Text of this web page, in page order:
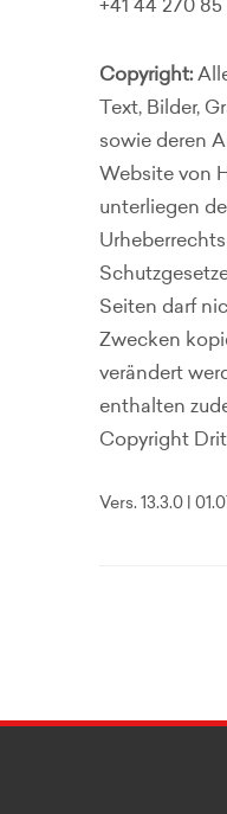
+41 44 270 85
Copyright:
Text, Bilder,
sowie deren
Website von
unterliegen
Seiten darf
Zwecken
verändert
enthalten
Copyright
Vers. 13.3.0 |